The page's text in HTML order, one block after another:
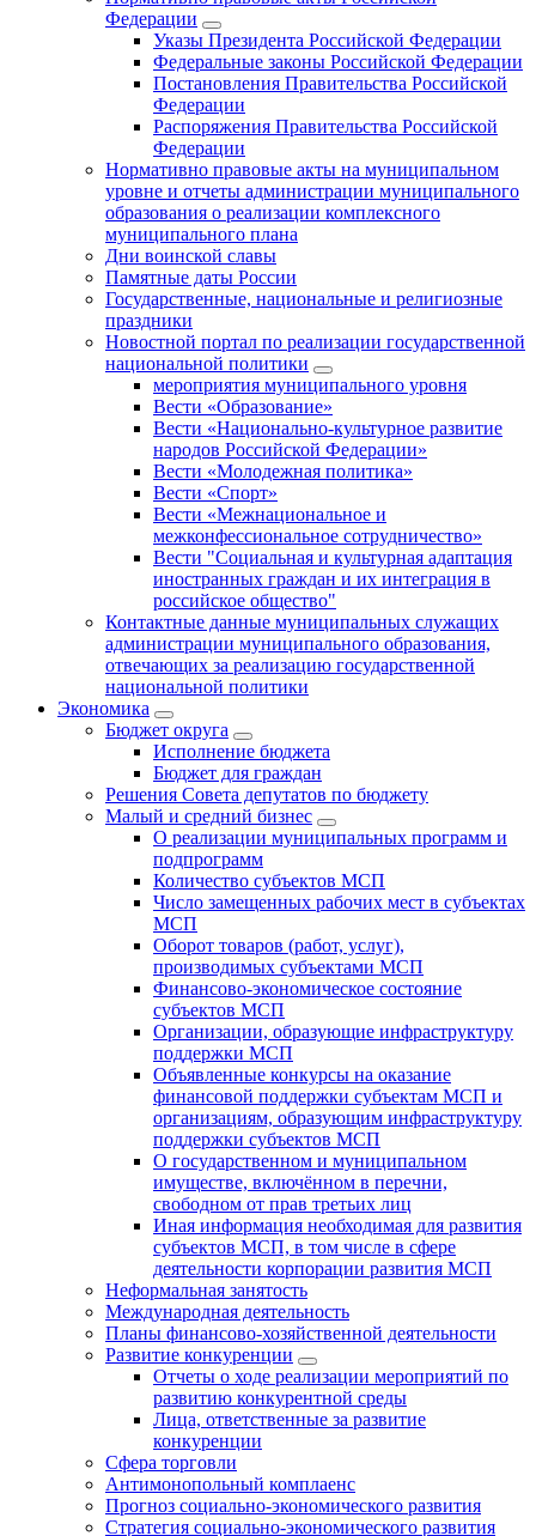
Федерации
Указы Президента Российской Федерации
Федеральные законы Российской Федерации
Постановления Правительства Российской
Федерации
Распоряжения Правительства Российской
Федерации
Нормативно правовые акты на муниципальном
уровне и отчеты администрации муниципального
образования о реализации комплексного
муниципального плана
Дни воинской славы
Памятные даты России
Государственные, национальные и религиозные
праздники
Новостной портал по реализации государственной
национальной политики
мероприятия муниципального уровня
Вести «Образование»
Вести «Национально-культурное развитие
народов Российской Федерации»
Вести «Молодежная политика»
Вести «Спорт»
Вести «Межнациональное и
межконфессиональное сотрудничество»
Вести "Социальная и культурная адаптация
иностранных граждан и их интеграция в
российское общество"
Контактные данные муниципальных служащих
администрации муниципального образования,
отвечающих за реализацию государственной
национальной политики
Экономика
Бюджет округa
Исполнение бюджета
Бюджет для граждан
Решения Совета депутатов по бюджету
Малый и средний бизнес
О реализации муниципальных программ и
подпрограмм
Количество субъектов МСП
Число замещенных рабочих мест в субъектах
МСП
Оборот товаров (работ, услуг),
производимых субъектами МСП
Финансово-экономическое состояние
субъектов МСП
Организации, образующие инфраструктуру
поддержки МСП
Объявленные конкурсы на оказание
финансовой поддержки субъектам МСП и
организациям, образующим инфраструктуру
поддержки субъектов МСП
О государственном и муниципальном
имуществе, включённом в перечни,
свободном от прав третьих лиц
Иная информация необходимая для развития
субъектов МСП, в том числе в сфере
деятельности корпорации развития МСП
Неформальная занятость
Международная деятельность
Планы финансово-хозяйственной деятельности
Развитие конкуренции
Отчеты о ходе реализации мероприятий по
развитию конкурентной среды
Лица, ответственные за развитие
конкуренции
Сфера торговли
Антимонопольный комплаенс
Прогноз социально-экономического развития
Стратегия социально-экономического развития